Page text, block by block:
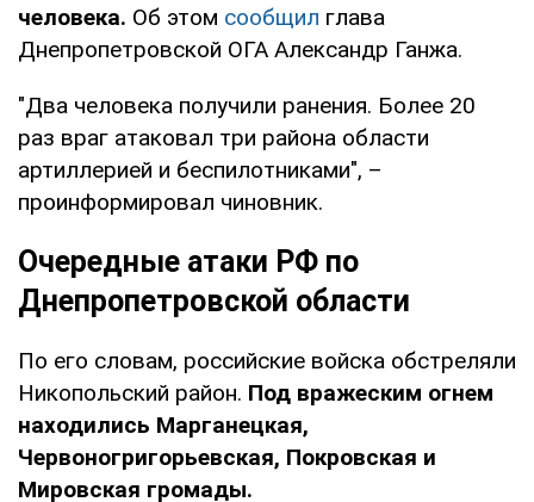
человека. Об этом сообщил глава
Днепропетровской ОГА Александр Ганжа.
"Два человека получили ранения. Более 20
раз враг атаковал три района области
артиллерией и беспилотниками", –
проинформировал чиновник.
Очередные атаки РФ по
Днепропетровской области
По его словам, российские войска обстреляли
Никопольский район. Под вражеским огнем
находились Марганецкая,
Червоногригорьевская, Покровская и
Мировская громады.